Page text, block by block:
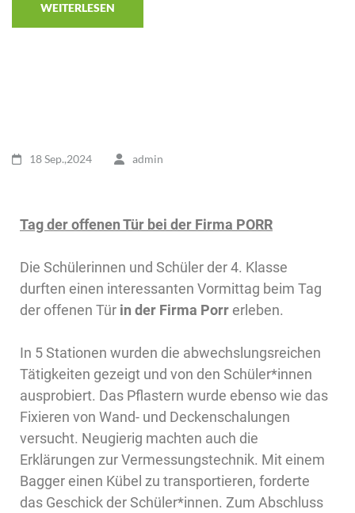
WEITERLESEN
18 Sep.,2024 admin
Tag der offenen Tür bei der Firma PORR
Die Schülerinnen und Schüler der 4. Klasse
durften einen interessanten Vormittag beim Tag
der offenen Tür in der Firma Porr erleben.
In 5 Stationen wurden die abwechslungsreichen
Tätigkeiten gezeigt und von den Schüler*innen
ausprobiert. Das Pflastern wurde ebenso wie das
Fixieren von Wand- und Deckenschalungen
versucht. Neugierig machten auch die
Erklärungen zur Vermessungstechnik. Mit einem
Bagger einen Kübel zu transportieren, forderte
das Geschick der Schüler*innen. Zum Abschluss